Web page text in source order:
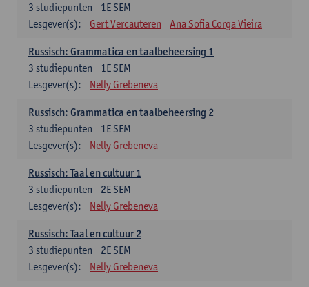
1E SEM
3 studiepunten
Lesgever(s):
Gert Vercauteren Ana Sofia Corga Vieira
Russisch: Grammatica en taalbeheersing 1
1E SEM
3 studiepunten
Lesgever(s):
Nelly Grebeneva
Russisch: Grammatica en taalbeheersing 2
1E SEM
3 studiepunten
Lesgever(s):
Nelly Grebeneva
Russisch: Taal en cultuur 1
2E SEM
3 studiepunten
Lesgever(s):
Nelly Grebeneva
Russisch: Taal en cultuur 2
2E SEM
3 studiepunten
Lesgever(s):
Nelly Grebeneva